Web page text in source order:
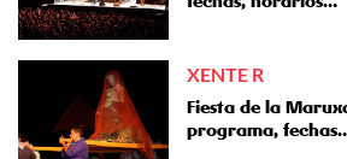
XENTE R
Fiesta de la
programa,